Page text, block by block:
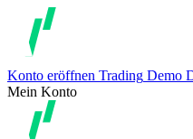
Konto eröffnen Trading Demo
Mein Konto